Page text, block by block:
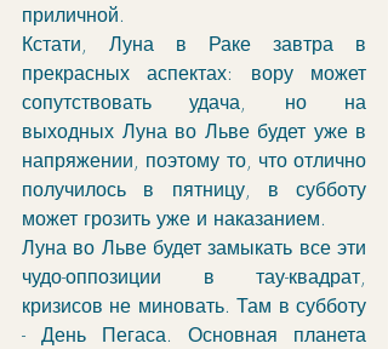
приличной.
Кстати, Луна в Раке завтра в
прекрасных аспектах: вору может
сопутствовать удача, но на
выходных Луна во Льве будет уже в
напряжении, поэтому то, что отлично
получилось в пятницу, в субботу
может грозить уже и наказанием.
Луна во Льве будет замыкать все эти
чудо-оппозиции в тау-квадрат,
кризисов не миновать. Там в субботу
- День Пегаса. Основная планета